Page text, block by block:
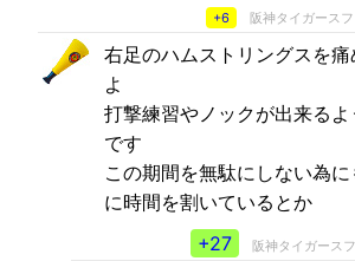
+6 阪神タイガースフ
右足のハムストリングスを
よ
打撃練習やノックが出来る
です
この期間を無駄にしない為
に時間を割いているとか
+27
阪神タイガース